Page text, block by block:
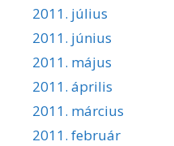
2011. július
2011. június
2011. május
2011. április
2011. március
2011. február